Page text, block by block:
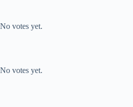
No votes yet.
No votes yet.